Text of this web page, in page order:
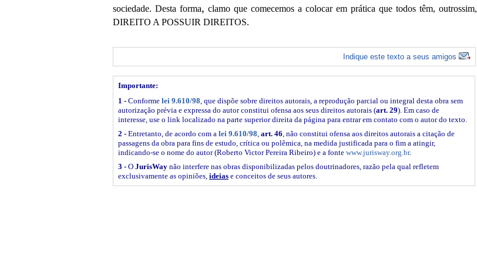
sociedade. Desta forma, clamo que comecemos a colocar em prática que todos têm, outrossim,
DIREITO A POSSUIR DIREITOS.
Indique este texto a seus amigos
Importante:
1 - Conforme lei 9.610/98 , que dispõe sobre direitos autorais, a reprodução parcial ou integral desta obra sem
autorização prévia e expressa do autor constitui ofensa aos seus direitos autorais (art. 29). Em caso de
interesse, use o link localizado na parte superior direita da página para entrar em contato com o autor do texto.
2 - Entretanto, de acordo com a lei 9.610/98 art. 46 , não constitui ofensa aos direitos autorais a citação de
passagens da obra para fins de estudo, crítica ou polêmica, na medida justificada para o fim a atingir,
indicando-se o nome do autor (Roberto Victor Pereira Ribeiro) e a fonte www.jurisway.org.br.
3 - O JurisWay não interfere nas obras disponibilizadas pelos doutrinadores, razão pela qual refletem
exclusivamente as opiniões, ideias e conceitos de seus autores.